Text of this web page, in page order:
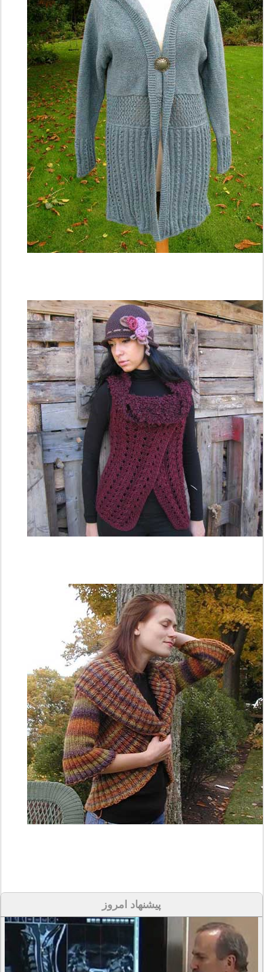
پیشنهاد امروز